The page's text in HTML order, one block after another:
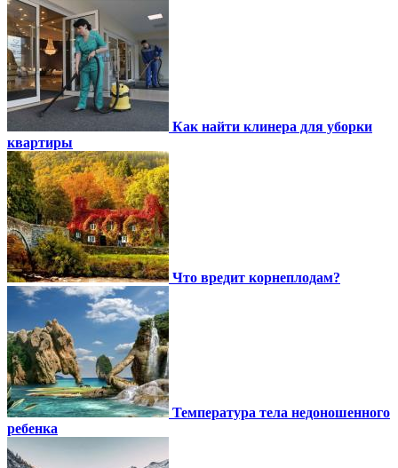
Как найти клинера для уборки
квартиры
Что вредит корнеплодам?
Температура тела недоношенного
ребенка